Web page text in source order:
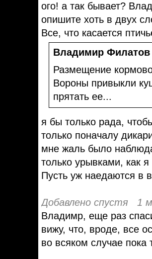
ого! а так бывает?
опишите хоть в двух
Все, что касается
Владимир
Размещение
Вороны привыкли
прятать ее...
я бы только рада,
только поначалу
мне жаль было
только урывками, как
Пусть уж наедаются в
Добавлено спустя 1
Владимр, еще раз
вижу, что, вроде, все
во всяком случае пока